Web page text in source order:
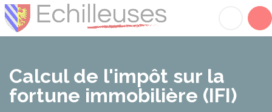
Calcul de l'impôt sur la
fortune immobilière (IFI)